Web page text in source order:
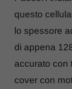
questo
lo spessore
di appena
accurato con
cover con